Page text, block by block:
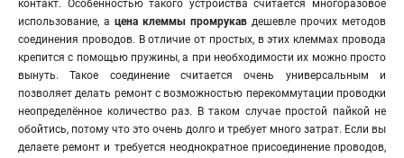
контакт. Особенностью такого устройства считается многоразовое
использование, а цена клеммы промрукав дешевле прочих методов
соединения проводов. В отличие от простых, в этих клеммах провода
крепится с помощью пружины, а при необходимости их можно просто
вынуть. Такое соединение считается очень универсальным и
позволяет делать ремонт с возможностью перекоммутации проводки
неопределённое количество раз. В таком случае простой пайкой не
обойтись, потому что это очень долго и требует много затрат. Если вы
делаете ремонт и требуется неоднократное присоединение проводов,